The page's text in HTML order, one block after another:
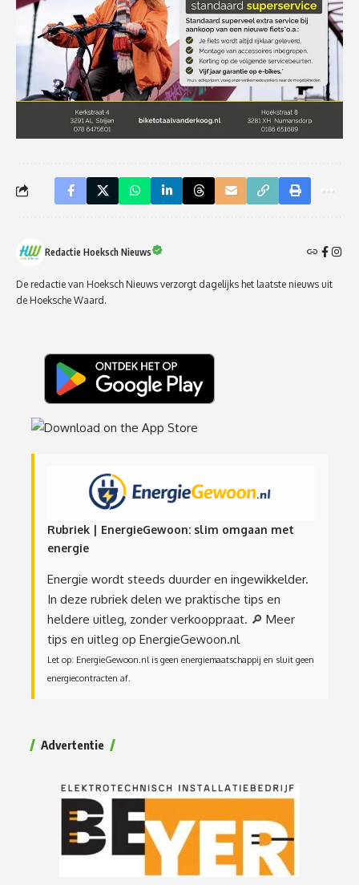
Redactie Hoeksch Nieuws
De redactie van Hoeksch Nieuws verzorgt dagelijks het laatste nieuws uit
de Hoeksche Waard.
Rubriek | EnergieGewoon: slim omgaan met
energie
Energie wordt steeds duurder en ingewikkelder.
In deze rubriek delen we praktische tips en
heldere uitleg, zonder verkooppraat. 🔎 Meer
tips en uitleg op EnergieGewoon.nl
Let op: EnergieGewoon.nl is geen energiemaatschappij en sluit geen
energiecontracten af.
Advertentie